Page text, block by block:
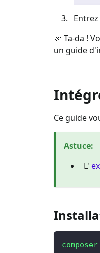
🎉 Ta-da !
un guide
Ce guide
Astuce:
L'
composer